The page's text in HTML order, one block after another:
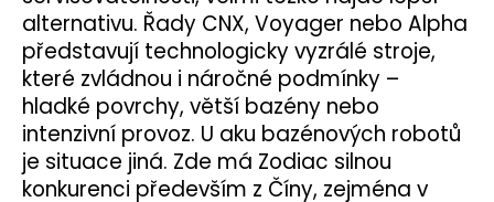
alternativu. Řady CNX, Voyager nebo Alpha
představují technologicky vyzrálé stroje,
které zvládnou i náročné podmínky –
hladké povrchy, větší bazény nebo
intenzivní provoz. U aku bazénových robotů
je situace jiná. Zde má Zodiac silnou
konkurenci především z Číny, zejména v